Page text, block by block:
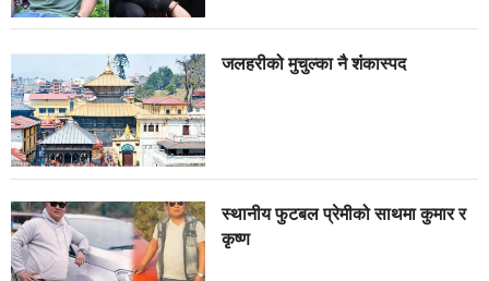
जलहरीको मुचुल्का नै शंंकास्पद
स्थानीय फुटबल प्रेमीको साथमा कुमार र
कृष्ण